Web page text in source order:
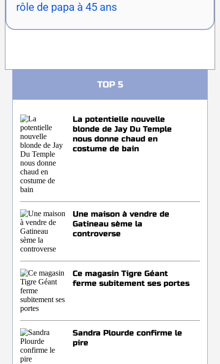
rôle de papa à 45 ans
TOP 5
La potentielle nouvelle
blonde de Jay Du Temple
nous donne chaud en
costume de bain
Une maison à vendre de
Gatineau sème la
controverse
Ce magasin Tigre Géant
ferme subitement ses portes
Sandra Plourde confirme le
pire